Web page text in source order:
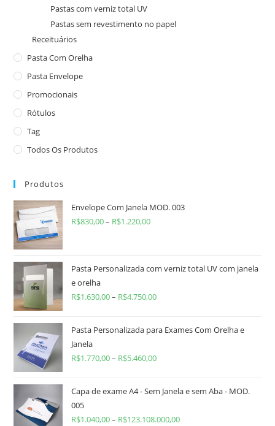
Pastas com verniz total UV
Pastas sem revestimento no papel
Receituários
Pasta Com Orelha
Pasta Envelope
Promocionais
Rótulos
Tag
Todos Os Produtos
Produtos
Envelope Com Janela MOD. 003
R$830,00– R$1.220,00
Pasta Personalizada com verniz total UV com janela
e orelha
R$1.630,00– R$4.750,00
Pasta Personalizada para Exames Com Orelha e
Janela
R$1.770,00– R$5.460,00
Capa de exame A4 - Sem Janela e sem Aba - MOD.
005
R$1.040,00– R$123.108.000,00